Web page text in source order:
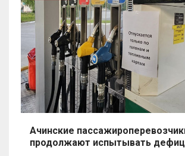
Ачинские
продолжают испытывать